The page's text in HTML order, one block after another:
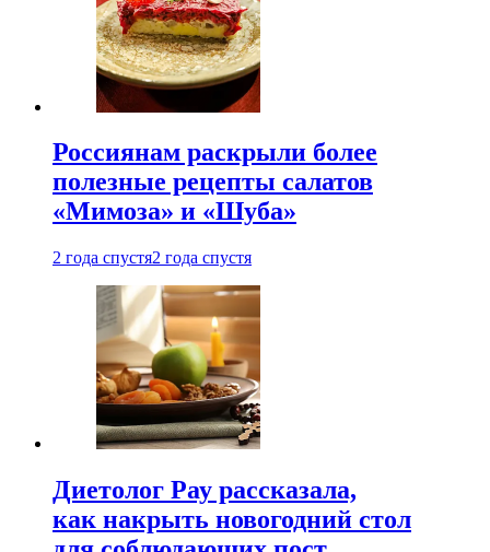
Россиянам раскрыли более
полезные рецепты салатов
«Мимоза» и «Шуба»
2 года спустя2 года спустя
Диетолог Рау рассказала,
как накрыть новогодний стол